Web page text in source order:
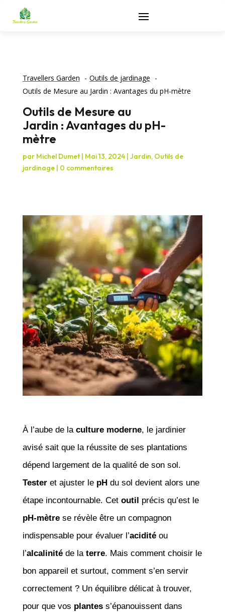
Travellers Garden
Outils de jardinage
Outils de Mesure au Jardin : Avantages du pH-mètre
Outils de Mesure au
Jardin : Avantages du pH-
mètre
par Michel Dumet| Mai 13, 2024| Jardin, Outils de
jardinage| 0 commentaires
À l’aube de la culture moderne, le jardinier
avisé sait que la réussite de ses plantations
dépend largement de la qualité de son sol.
Testeret ajuster le pH du sol devient alors une
étape incontournable. Cet outil
précis qu’est le
pH-mètrese révèle être un compagnon
indispensable pour évaluer l’aciditéou
l’alcalinitéde la terre. Mais comment choisir le
bon appareil et surtout, comment s’en servir
correctement ? Un équilibre délicat à trouver,
pour que vos plantess’épanouissent dans